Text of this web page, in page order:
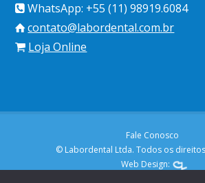
WhatsApp: +55 (11) 98919.6084
contato@labordental.com.br
Loja Online
Fale Conosco
© Labordental Ltda. Todos os
Web Design: